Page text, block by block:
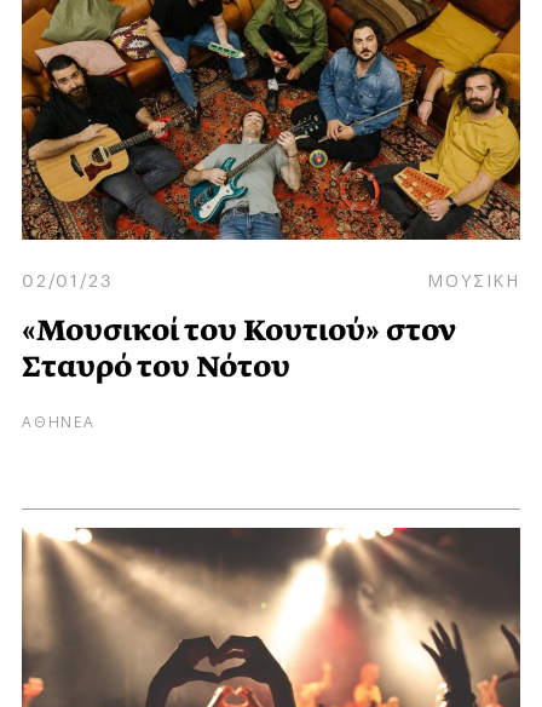
02/01/23 ΜΟΥΣΙΚΗ
«Μουσικοί του Κουτιού» στον
Σταυρό του Νότου
ΑΘΗΝΕΑ